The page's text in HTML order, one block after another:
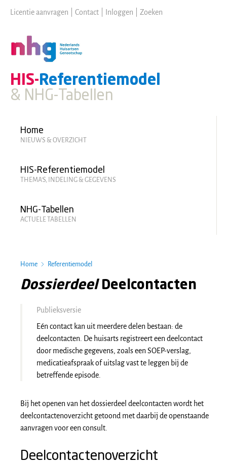
content
Licentie aanvragen Contact Inloggen Zoeken
HIS-Referentiemodel
& NHG-Tabellen
Home
NIEUWS & OVERZICHT
HIS-Referentiemodel
THEMA'S, INDELING & GEGEVENS
NHG-Tabellen
ACTUELE TABELLEN
Home Referentiemodel
Dossierdeel Deelcontacten
Publieksversie
Eén contact kan uit meerdere delen bestaan: de
deelcontacten. De huisarts registreert een deelcontact
door medische gegevens, zoals een SOEP-verslag,
medicatieafspraak of uitslag vast te leggen bij de
betreffende episode.
Bij het openen van het dossierdeel deelcontacten wordt het
deelcontactenoverzicht getoond met daarbij de openstaande
aanvragen voor een consult.
Deelcontactenoverzicht